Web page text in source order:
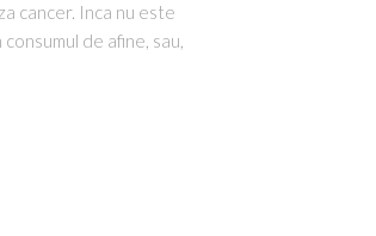
cancer. Inca nu este
de afine, sau,